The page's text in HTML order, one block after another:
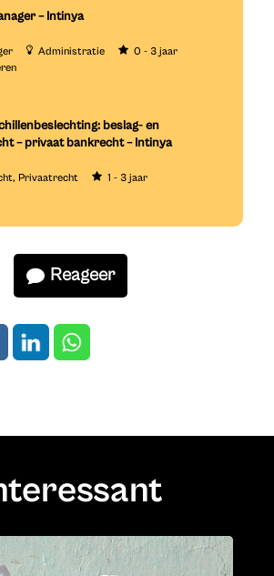
– Intinya
Administratie
0 - 3 jaar
beslag- en
– privaat bankrecht – Intinya
Privaatrecht 1 - 3 jaar
Reageer